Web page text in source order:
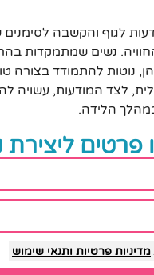
לגוף והקשבה
נשים שמתמקדות
נוטות להתמודד בצורה
לצד המודעות, עשויה
הלידה.
פרטים
מדיניות פרטיות ותנאי שימוש